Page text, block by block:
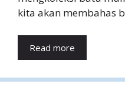
kita akan membahas
Read more